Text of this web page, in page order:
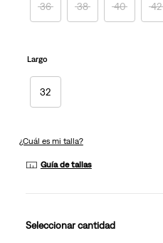
36 38 40 42
Largo
32
¿Cuál es mi talla?
Guía de tallas
cantidad